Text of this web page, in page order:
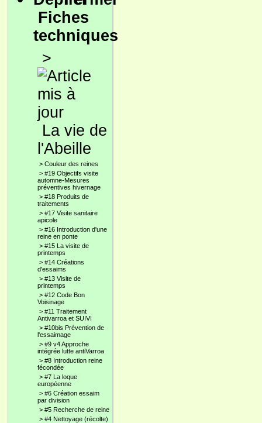
Fiches
techniques
>
La vie de
l'Abeille
> Couleur des reines
> #19 Objectifs visite
automne-Mesures
préventives hivernage
> #18 Produits de
traitements
> #17 Visite sanitaire
apicole
> #16 Introduction d'une
reine en ponte
> #15 La visite de
printemps
> #14 Créations
d'essaims
> #13 Visite de
printemps
> #12 Code Bon
Voisinage
> #11 Traitement
Antivarroa et SUIVI
> #10bis Prévention de
l'essaimage
> #9 v4 Approche
intégrée lutte antiVarroa
> #8 Introduction reine
fécondée
> #7 La loque
européenne
> #6 Création essaim
par division
> #5 Recherche de reine
> #4 Nettoyage (récolte)